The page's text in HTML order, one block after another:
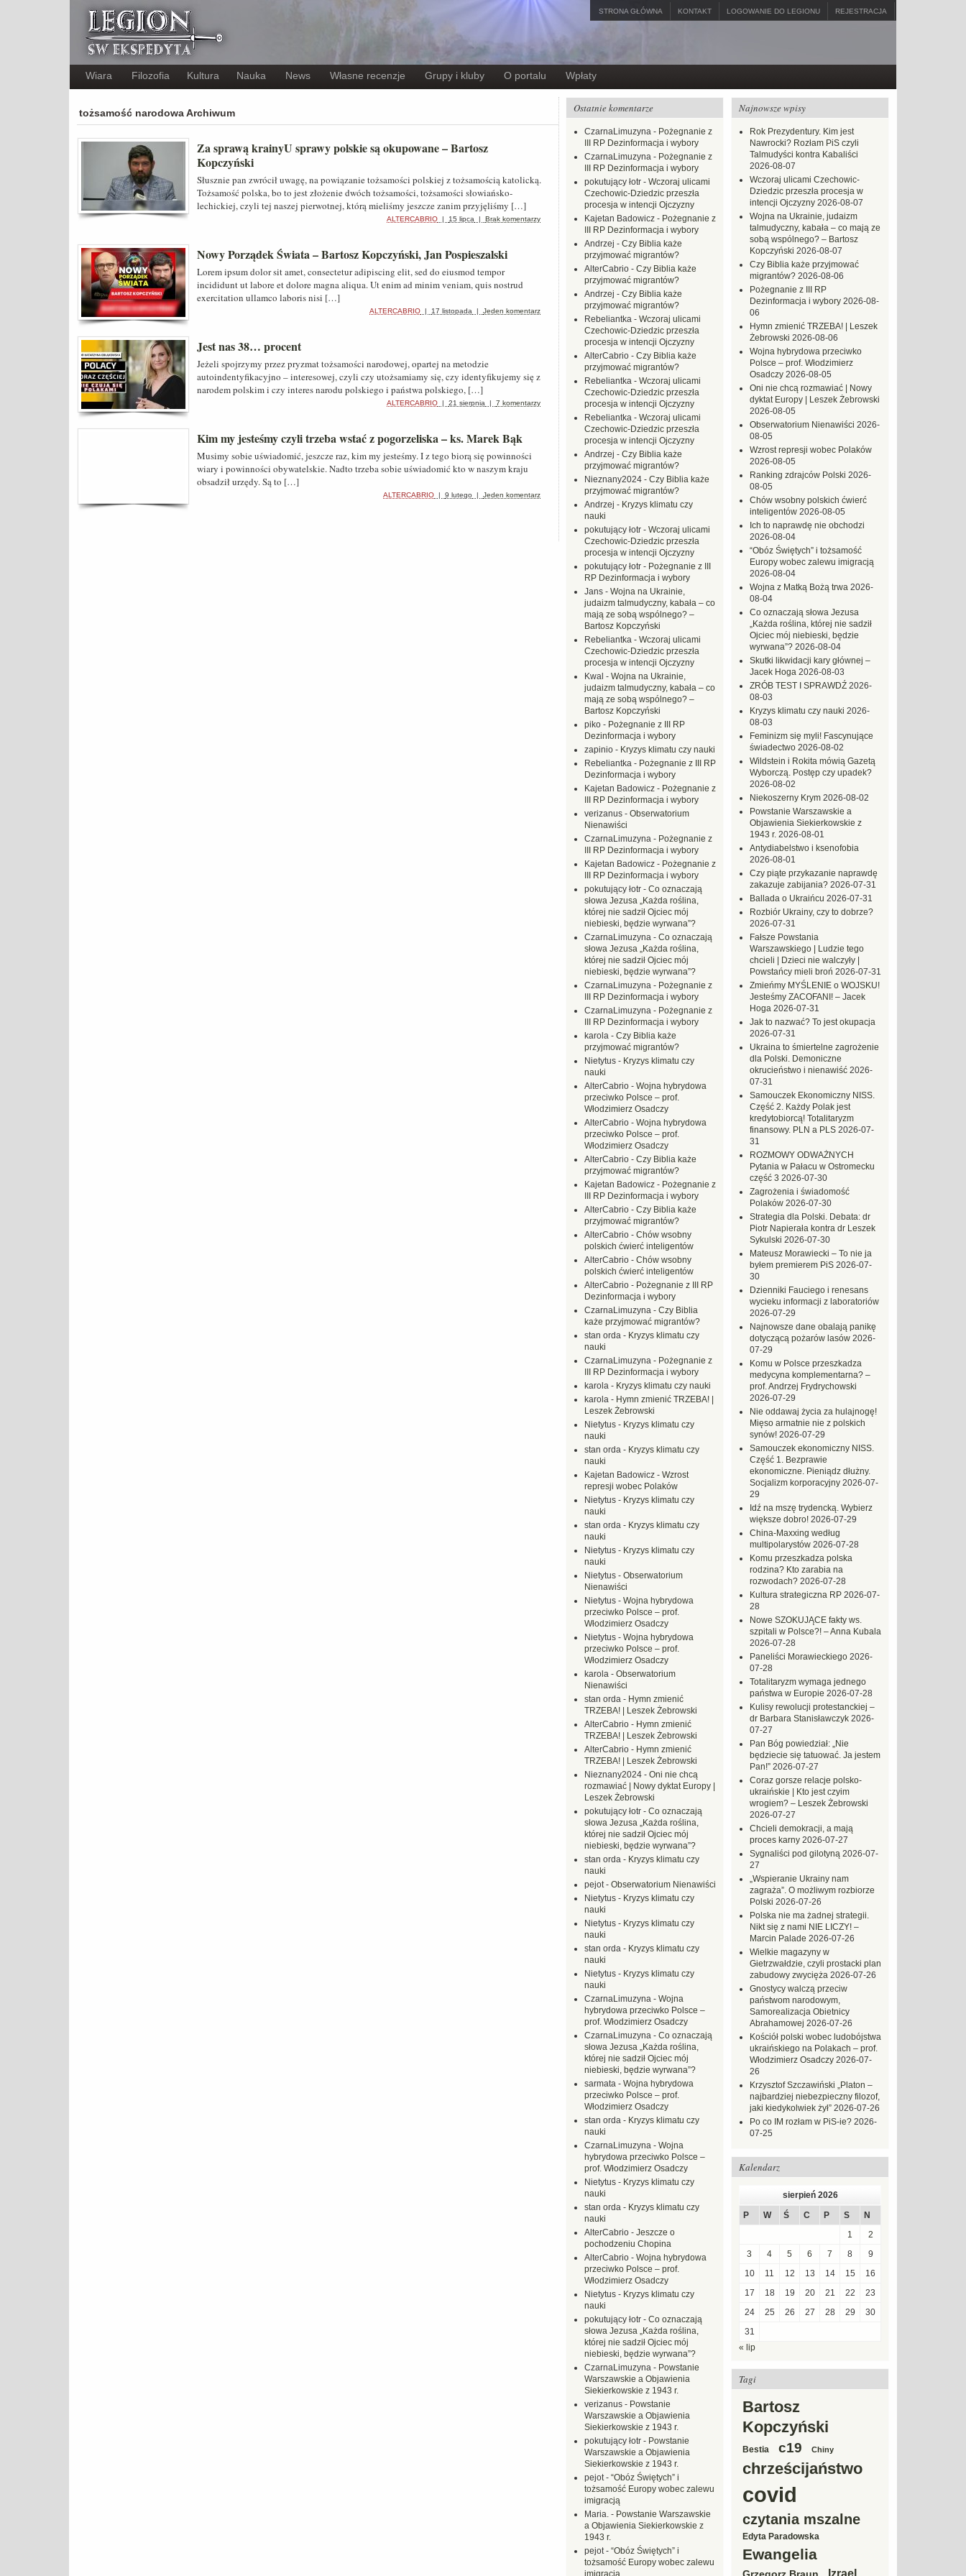
STRONA GŁÓWNA KONTAKT LOGOWANIE DO LEGIONU REJESTRACJA
Wiara Filozofia Kultura Nauka News Własne recenzje Grupy i kluby O portalu Wpłaty
tożsamość narodowa Archiwum
Za sprawą krainyU sprawy polskie są okupowane – Bartosz
Kopczyński
Słusznie pan zwrócił uwagę, na powiązanie tożsamości polskiej z tożsamością katolicką.
Tożsamość polska, bo to jest złożenie dwóch tożsamości, tożsamości słowiańsko-
lechickiej, czyli tej naszej pierwotnej, którą mieliśmy jeszcze zanim przyjęliśmy […]
ALTERCABRIO | 15 lipca | Brak komentarzy
Nowy Porządek Świata – Bartosz Kopczyński, Jan Pospieszalski
Lorem ipsum dolor sit amet, consectetur adipiscing elit, sed do eiusmod tempor
incididunt ut labore et dolore magna aliqua. Ut enim ad minim veniam, quis nostrud
exercitation ullamco laboris nisi […]
ALTERCABRIO | 17 listopada | Jeden komentarz
Jest nas 38… procent
Jeżeli spojrzymy przez pryzmat tożsamości narodowej, opartej na metodzie
autoindentyfikacyjno – interesowej, czyli czy utożsamiamy się, czy identyfikujemy się z
narodem polskim i czy interes narodu polskiego i państwa polskiego, […]
ALTERCABRIO | 21 sierpnia | 7 komentarzy
Kim my jesteśmy czyli trzeba wstać z pogorzeliska – ks. Marek Bąk
Musimy sobie uświadomić, jeszcze raz, kim my jesteśmy. I z tego biorą się powinności
wiary i powinności obywatelskie. Nadto trzeba sobie uświadomić kto w naszym kraju
obsadził urzędy. Są to […]
ALTERCABRIO | 9 lutego | Jeden komentarz
Najnowsze wpisy
Rok Prezydentury. Kim jest
Nawrocki? Rozłam PiS czyli
Talmudyści kontra Kabaliści
2026-08-07
Wczoraj ulicami Czechowic-
Dziedzic przeszła procesja w
intencji Ojczyzny 2026-08-07
Wojna na Ukrainie, judaizm
talmudyczny, kabała – co mają ze
sobą wspólnego? – Bartosz
Kopczyński 2026-08-07
Czy Biblia każe przyjmować
migrantów? 2026-08-06
Pożegnanie z III RP
Dezinformacja i wybory 2026-08-
06
Hymn zmienić TRZEBA! | Leszek
Żebrowski 2026-08-06
Wojna hybrydowa przeciwko
Polsce – prof. Włodzimierz
Osadczy 2026-08-05
Oni nie chcą rozmawiać | Nowy
dyktat Europy | Leszek Żebrowski
2026-08-05
Obserwatorium Nienawiści 2026-
08-05
Wzrost represji wobec Polaków
2026-08-05
Ranking zdrajców Polski 2026-
08-05
Chów wsobny polskich ćwierć
inteligentów 2026-08-05
Ich to naprawdę nie obchodzi
2026-08-04
“Obóz Świętych” i tożsamość
Europy wobec zalewu imigracją
2026-08-04
Wojna z Matką Bożą trwa 2026-
08-04
Co oznaczają słowa Jezusa
„Każda roślina, której nie sadził
Ojciec mój niebieski, będzie
wyrwana”? 2026-08-04
Skutki likwidacji kary głównej –
Jacek Hoga 2026-08-03
ZRÓB TEST I SPRAWDŹ 2026-
08-03
Kryzys klimatu czy nauki 2026-
08-03
Feminizm się myli! Fascynujące
świadectwo 2026-08-02
Wildstein i Rokita mówią Gazetą
Wyborczą. Postęp czy upadek?
2026-08-02
Niekoszerny Krym 2026-08-02
Powstanie Warszawskie a
Objawienia Siekierkowskie z
1943 r. 2026-08-01
Antydiabelstwo i ksenofobia
2026-08-01
Czy piąte przykazanie naprawdę
zakazuje zabijania? 2026-07-31
Ballada o Ukraińcu 2026-07-31
Rozbiór Ukrainy, czy to dobrze?
2026-07-31
Fałsze Powstania
Warszawskiego | Ludzie tego
chcieli | Dzieci nie walczyły |
Powstańcy mieli broń 2026-07-31
Zmieńmy MYŚLENIE o WOJSKU!
Jesteśmy ZACOFANI! – Jacek
Hoga 2026-07-31
Jak to nazwać? To jest okupacja
2026-07-31
Ukraina to śmiertelne zagrożenie
dla Polski. Demoniczne
okrucieństwo i nienawiść 2026-
07-31
Samouczek Ekonomiczny NISS.
Część 2. Każdy Polak jest
kredytobiorcą! Totalitaryzm
finansowy. PLN a PLS 2026-07-
31
ROZMOWY ODWAŻNYCH
Pytania w Pałacu w Ostromecku
część 3 2026-07-30
Zagrożenia i świadomość
Polaków 2026-07-30
Strategia dla Polski. Debata: dr
Piotr Napierała kontra dr Leszek
Sykulski 2026-07-30
Mateusz Morawiecki – To nie ja
byłem premierem PiS 2026-07-
30
Dzienniki Fauciego i renesans
wycieku informacji z laboratoriów
2026-07-29
Najnowsze dane obalają panikę
dotyczącą pożarów lasów 2026-
07-29
Komu w Polsce przeszkadza
medycyna komplementarna? –
prof. Andrzej Frydrychowski
2026-07-29
Nie oddawaj życia za hulajnogę!
Mięso armatnie nie z polskich
synów! 2026-07-29
Samouczek ekonomiczny NISS.
Część 1. Bezprawie
ekonomiczne. Pieniądz dłużny.
Socjalizm korporacyjny 2026-07-
29
Idź na mszę trydencką. Wybierz
większe dobro! 2026-07-29
China-Maxxing według
multipolarystów 2026-07-28
Komu przeszkadza polska
rodzina? Kto zarabia na
rozwodach? 2026-07-28
Kultura strategiczna RP 2026-07-
28
Nowe SZOKUJĄCE fakty ws.
szpitali w Polsce?! – Anna Kubala
2026-07-28
Paneliści Morawieckiego 2026-
07-28
Totalitaryzm wymaga jednego
państwa w Europie 2026-07-28
Kulisy rewolucji protestanckiej –
dr Barbara Stanisławczyk 2026-
07-27
Pan Bóg powiedział: „Nie
będziecie się tatuować. Ja jestem
Pan!” 2026-07-27
Coraz gorsze relacje polsko-
ukraińskie | Kto jest czyim
wrogiem? – Leszek Żebrowski
2026-07-27
Chcieli demokracji, a mają
proces karny 2026-07-27
Sygnaliści pod gilotyną 2026-07-
27
„Wspieranie Ukrainy nam
zagraża”. O możliwym rozbiorze
Polski 2026-07-26
Polska nie ma żadnej strategii.
Nikt się z nami NIE LICZY! –
Marcin Palade 2026-07-26
Wielkie magazyny w
Gietrzwałdzie, czyli prostacki plan
zabudowy zwycięża 2026-07-26
Gnostycy walczą przeciw
państwom narodowym,
Samorealizacja Obietnicy
Abrahamowej 2026-07-26
Kościół polski wobec ludobójstwa
ukraińskiego na Polakach – prof.
Włodzimierz Osadczy 2026-07-
26
Krzysztof Szczawiński „Platon –
najbardziej niebezpieczny filozof,
jaki kiedykolwiek żył” 2026-07-26
Po co IM rozłam w PiS-ie? 2026-
07-25
Kalendarz
sierpień 2026
P
W Ś C P S
N
1
2
3
4 5 6 7 8
9
10
11 12 13 14 15
16
17
18 19 20 21 22
23
24
25 26 27 28 29
30
31
« lip
Tagi
Bartosz
Kopczyński
Bestia c19 Chiny
chrześcijaństwo
covid
czytania mszalne
Edyta Paradowska
Ewangelia
Izrael
Ostatnie komentarze
CzarnaLimuzyna - Pożegnanie z
III RP Dezinformacja i wybory
CzarnaLimuzyna - Pożegnanie z
III RP Dezinformacja i wybory
pokutujący łotr - Wczoraj ulicami
Czechowic-Dziedzic przeszła
procesja w intencji Ojczyzny
Kajetan Badowicz - Pożegnanie z
III RP Dezinformacja i wybory
Andrzej - Czy Biblia każe
przyjmować migrantów?
AlterCabrio - Czy Biblia każe
przyjmować migrantów?
Andrzej - Czy Biblia każe
przyjmować migrantów?
Rebeliantka - Wczoraj ulicami
Czechowic-Dziedzic przeszła
procesja w intencji Ojczyzny
AlterCabrio - Czy Biblia każe
przyjmować migrantów?
Rebeliantka - Wczoraj ulicami
Czechowic-Dziedzic przeszła
procesja w intencji Ojczyzny
Rebeliantka - Wczoraj ulicami
Czechowic-Dziedzic przeszła
procesja w intencji Ojczyzny
Andrzej - Czy Biblia każe
przyjmować migrantów?
Nieznany2024 - Czy Biblia każe
przyjmować migrantów?
Andrzej - Kryzys klimatu czy
nauki
pokutujący łotr - Wczoraj ulicami
Czechowic-Dziedzic przeszła
procesja w intencji Ojczyzny
pokutujący łotr - Pożegnanie z III
RP Dezinformacja i wybory
Jans - Wojna na Ukrainie,
judaizm talmudyczny, kabała – co
mają ze sobą wspólnego? –
Bartosz Kopczyński
Rebeliantka - Wczoraj ulicami
Czechowic-Dziedzic przeszła
procesja w intencji Ojczyzny
Kwal - Wojna na Ukrainie,
judaizm talmudyczny, kabała – co
mają ze sobą wspólnego? –
Bartosz Kopczyński
piko - Pożegnanie z III RP
Dezinformacja i wybory
zapinio - Kryzys klimatu czy nauki
Rebeliantka - Pożegnanie z III RP
Dezinformacja i wybory
Kajetan Badowicz - Pożegnanie z
III RP Dezinformacja i wybory
verizanus - Obserwatorium
Nienawiści
CzarnaLimuzyna - Pożegnanie z
III RP Dezinformacja i wybory
Kajetan Badowicz - Pożegnanie z
III RP Dezinformacja i wybory
pokutujący łotr - Co oznaczają
słowa Jezusa „Każda roślina,
której nie sadził Ojciec mój
niebieski, będzie wyrwana”?
CzarnaLimuzyna - Co oznaczają
słowa Jezusa „Każda roślina,
której nie sadził Ojciec mój
niebieski, będzie wyrwana”?
CzarnaLimuzyna - Pożegnanie z
III RP Dezinformacja i wybory
CzarnaLimuzyna - Pożegnanie z
III RP Dezinformacja i wybory
karola - Czy Biblia każe
przyjmować migrantów?
Nietytus - Kryzys klimatu czy
nauki
AlterCabrio - Wojna hybrydowa
przeciwko Polsce – prof.
Włodzimierz Osadczy
AlterCabrio - Wojna hybrydowa
przeciwko Polsce – prof.
Włodzimierz Osadczy
AlterCabrio - Czy Biblia każe
przyjmować migrantów?
Kajetan Badowicz - Pożegnanie z
III RP Dezinformacja i wybory
AlterCabrio - Czy Biblia każe
przyjmować migrantów?
AlterCabrio - Chów wsobny
polskich ćwierć inteligentów
AlterCabrio - Chów wsobny
polskich ćwierć inteligentów
AlterCabrio - Pożegnanie z III RP
Dezinformacja i wybory
CzarnaLimuzyna - Czy Biblia
każe przyjmować migrantów?
stan orda - Kryzys klimatu czy
nauki
CzarnaLimuzyna - Pożegnanie z
III RP Dezinformacja i wybory
karola - Kryzys klimatu czy nauki
karola - Hymn zmienić TRZEBA! |
Leszek Żebrowski
Nietytus - Kryzys klimatu czy
nauki
stan orda - Kryzys klimatu czy
nauki
Kajetan Badowicz - Wzrost
represji wobec Polaków
Nietytus - Kryzys klimatu czy
nauki
stan orda - Kryzys klimatu czy
nauki
Nietytus - Kryzys klimatu czy
nauki
Nietytus - Obserwatorium
Nienawiści
Nietytus - Wojna hybrydowa
przeciwko Polsce – prof.
Włodzimierz Osadczy
Nietytus - Wojna hybrydowa
przeciwko Polsce – prof.
Włodzimierz Osadczy
karola - Obserwatorium
Nienawiści
stan orda - Hymn zmienić
TRZEBA! | Leszek Żebrowski
AlterCabrio - Hymn zmienić
TRZEBA! | Leszek Żebrowski
AlterCabrio - Hymn zmienić
TRZEBA! | Leszek Żebrowski
Nieznany2024 - Oni nie chcą
rozmawiać | Nowy dyktat Europy |
Leszek Żebrowski
pokutujący łotr - Co oznaczają
słowa Jezusa „Każda roślina,
której nie sadził Ojciec mój
niebieski, będzie wyrwana”?
stan orda - Kryzys klimatu czy
nauki
pejot- Obserwatorium Nienawiści
Nietytus - Kryzys klimatu czy
nauki
Nietytus - Kryzys klimatu czy
nauki
stan orda - Kryzys klimatu czy
nauki
Nietytus - Kryzys klimatu czy
nauki
CzarnaLimuzyna - Wojna
hybrydowa przeciwko Polsce –
prof. Włodzimierz Osadczy
CzarnaLimuzyna - Co oznaczają
słowa Jezusa „Każda roślina,
której nie sadził Ojciec mój
niebieski, będzie wyrwana”?
sarmata - Wojna hybrydowa
przeciwko Polsce – prof.
Włodzimierz Osadczy
stan orda - Kryzys klimatu czy
nauki
CzarnaLimuzyna - Wojna
hybrydowa przeciwko Polsce –
prof. Włodzimierz Osadczy
Nietytus - Kryzys klimatu czy
nauki
stan orda - Kryzys klimatu czy
nauki
AlterCabrio - Jeszcze o
pochodzeniu Chopina
AlterCabrio - Wojna hybrydowa
przeciwko Polsce – prof.
Włodzimierz Osadczy
Nietytus - Kryzys klimatu czy
nauki
pokutujący łotr - Co oznaczają
słowa Jezusa „Każda roślina,
której nie sadził Ojciec mój
niebieski, będzie wyrwana”?
CzarnaLimuzyna - Powstanie
Warszawskie a Objawienia
Siekierkowskie z 1943 r.
verizanus - Powstanie
Warszawskie a Objawienia
Siekierkowskie z 1943 r.
pokutujący łotr - Powstanie
Warszawskie a Objawienia
Siekierkowskie z 1943 r.
pejot- “Obóz Świętych” i
tożsamość Europy wobec zalewu
imigracją
Maria. - Powstanie Warszawskie
a Objawienia Siekierkowskie z
1943 r.
pejot- “Obóz Świętych” i
tożsamość Europy wobec zalewu
imigracją